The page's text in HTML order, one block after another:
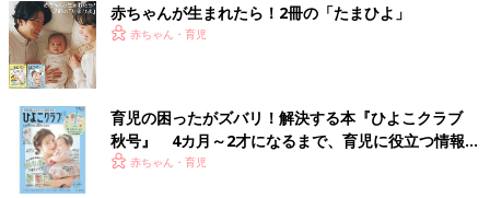
赤ちゃんが生まれたら！2冊の「たまひよ」
赤ちゃん・育児
育児の困ったがズバリ！解決する本『ひよこクラブ
秋号』 4カ月～2才になるまで、育児に役立つ情報が
いっぱい！
赤ちゃん・育児